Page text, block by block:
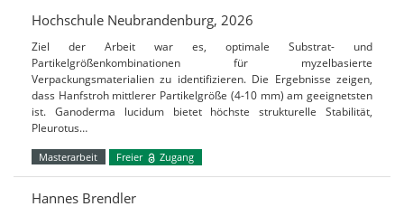
Hochschule Neubrandenburg, 2026
Ziel der Arbeit war es, optimale Substrat- und
Partikelgrößenkombinationen für myzelbasierte
Verpackungsmaterialien zu identifizieren. Die Ergebnisse zeigen,
dass Hanfstroh mittlerer Partikelgröße (4-10 mm) am geeignetsten
ist. Ganoderma lucidum bietet höchste strukturelle Stabilität,
Pleurotus…
Masterarbeit Freier Zugang
Hannes Brendler